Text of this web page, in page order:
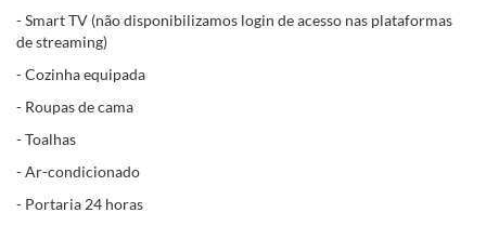
- Smart TV (não disponibilizamos login de acesso nas plataformas
de streaming)
- Cozinha equipada
- Roupas de cama
- Toalhas
- Ar-condicionado
- Portaria 24 horas